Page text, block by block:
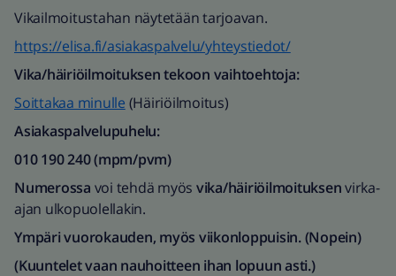
Vikailmoitustahan näytetään tarjoavan.
https://elisa.fi/asiakaspalvelu/yhteystiedot/
Vika/häiriöilmoituksen tekoon vaihtoehtoja:
Soittakaa minulle (Häiriöilmoitus)
Asiakaspalvelupuhelu:
010 190 240 (mpm/pvm)​
Numerossa voi tehdä myös vika/häiriöilmoituksenvirka-
ajan ulkopuolellakin.
Ympäri vuorokauden, myös viikonloppuisin. (Nopein)
(Kuuntelet vaan nauhoitteen ihan lopuun asti.)